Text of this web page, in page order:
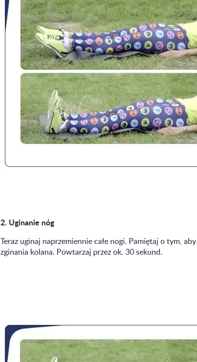
2. Uginanie nóg
Teraz uginaj naprzemiennie całe nogi. Pamiętaj o tym,
zginania kolana. Powtarzaj przez ok. 30 sekund.